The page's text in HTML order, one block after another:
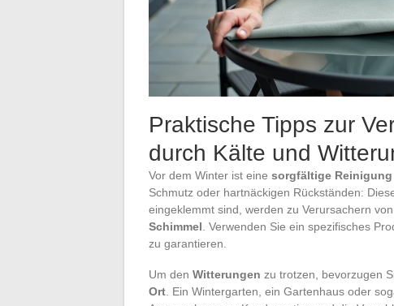
Praktische Tipps zur
durch Kälte und
Vor dem Winter ist eine sorgfältige Reinigung
Schmutz oder hartnäckigen Rückständen:
eingeklemmt sind, werden zu Verursachern von
Schimmel . Verwenden Sie ein spezifisches
zu garantieren.
Um den Witterungen zu trotzen, bevorzugen
Ort . Ein Wintergarten, ein Gartenhaus oder